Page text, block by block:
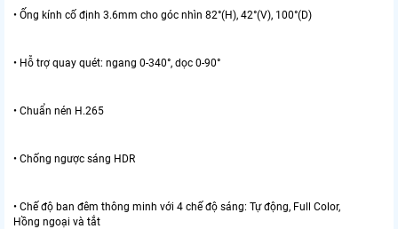
• Ống kính cố định 3.6mm cho góc nhìn 82°(H), 42°(V), 100°(D)
• Hỗ trợ quay quét: ngang 0-340°, dọc 0-90°
• Chuẩn nén H.265
• Chống ngược sáng HDR
• Chế độ ban đêm thông minh với 4 chế độ sáng: Tự động, Full Color,
Hồng ngoại và tắt